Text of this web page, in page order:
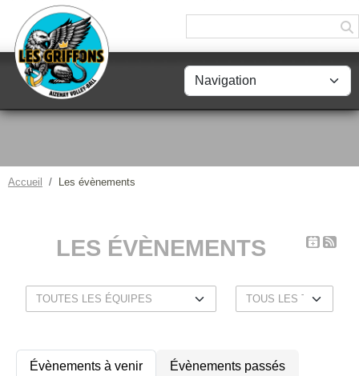
Accueil Les évènements
LES ÉVÈNEMENTS
Évènements à venir Évènements passés
Panneau de gestion des cookies